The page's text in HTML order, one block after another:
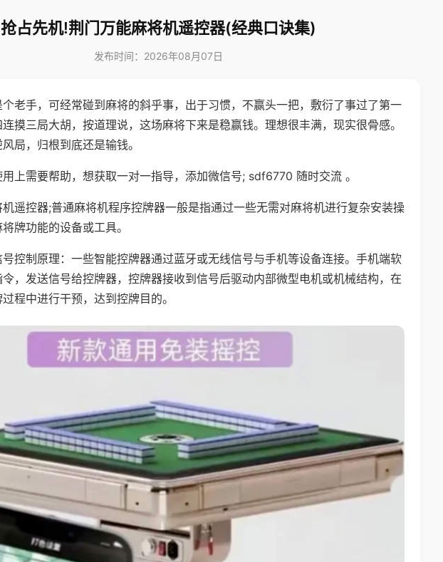
抢占先机!荆门万能麻将机遥控器(经典口诀集)
发布时间：2026年08月07日
老手，可经常碰到麻将的斜乎事，出于习惯，不赢头一把，敷衍了事过了第一
摸三局大胡，按道理说，这场麻将下来是稳赢钱。理想很丰满，现实很骨感。
局，归根到底还是输钱。
上需要帮助，想获取一对一指导，添加微信号; sdf6770 随时交流 。
遥控器;普通麻将机程序控牌器一般是指通过一些无需对麻将机进行复杂安装操
牌功能的设备或工具。
控制原理：一些智能控牌器通过蓝牙或无线信号与手机等设备连接。手机端软
，发送信号给控牌器，控牌器接收到信号后驱动内部微型电机或机械结构，在
程中进行干预，达到控牌目的。